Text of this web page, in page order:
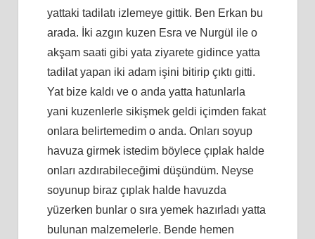
yattaki tadilatı izlemeye gittik. Ben Erkan bu
arada. İki azgın kuzen Esra ve Nurgül ile o
akşam saati gibi yata ziyarete gidince yatta
tadilat yapan iki adam işini bitirip çıktı gitti.
Yat bize kaldı ve o anda yatta hatunlarla
yani kuzenlerle sikişmek geldi içimden fakat
onlara belirtemedim o anda. Onları soyup
havuza girmek istedim böylece çıplak halde
onları azdırabileceğimi düşündüm. Neyse
soyunup biraz çıplak halde havuzda
yüzerken bunlar o sıra yemek hazırladı yatta
bulunan malzemelerle. Bende hemen